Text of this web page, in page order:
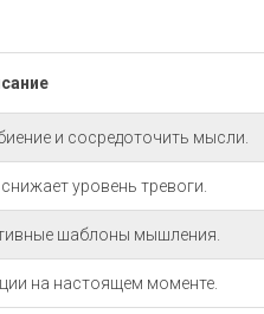
и сосредоточить мысли.
уровень тревоги.
шаблоны мышления.
на настоящем моменте.